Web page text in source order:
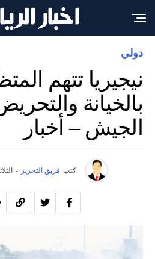
دولي
نيجيريا تتهم
بالخيانة
الجيش – أخبار
كتب فريق التحرير - الثلاثاء 03